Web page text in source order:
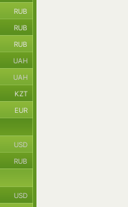
RUB
RUB
RUB
UAH
UAH
KZT
EUR
USD
RUB
USD